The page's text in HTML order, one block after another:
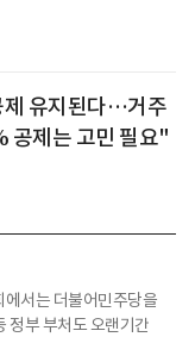
유지된다…거주
공제는 고민 필요"
에서는 더불어민주당을
정부 부처도 오랜기간